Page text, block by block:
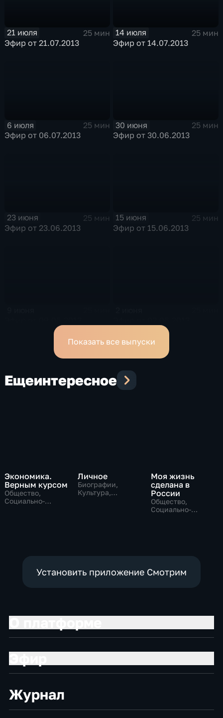
21 июля
25 мин
Эфир от 21.07.2013
14 июля
25 мин
Эфир от 14.07.2013
6 июля
25 мин
Эфир от 06.07.2013
30 июня
25 мин
Эфир от 30.06.2013
23 июня
25 мин
Эфир от 23.06.2013
15 июня
25 мин
Эфир от 15.06.2013
Показать все выпуски
Ещеинтересное
Экономика.
Верным курсом
Общество,
Социально-
Личное
Биографии,
Культура,
Моя жизнь
сделана в
России
Общество,
Социально-
Установить приложение Смотрим
Журнал